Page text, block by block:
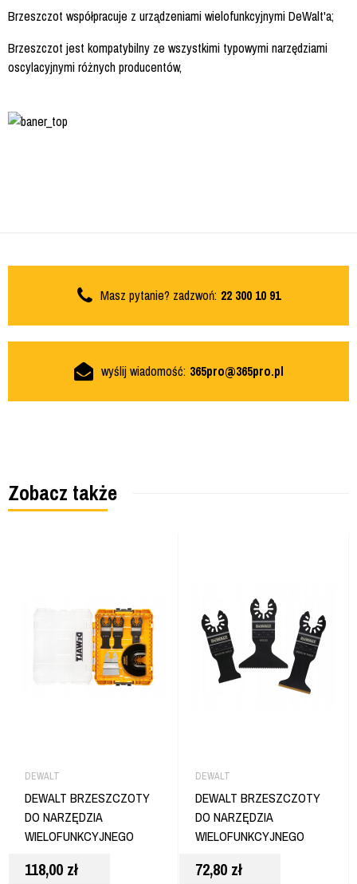
Brzeszczot współpracuje z urządzeniami wielofunkcyjnymi DeWalt'a;
Brzeszczot jest kompatybilny ze wszystkimi typowymi narzędziami
oscylacyjnymi różnych producentów,
Masz pytanie? zadzwoń: 22 300 10 91
wyślij wiadomość: 365pro@365pro.pl
Zobacz także
DEWALT
DEWALT BRZESZCZOTY
DO NARZĘDZIA
WIELOFUNKCYJNEGO
DT20761
118,00 zł
DEWALT
DEWALT BRZESZCZOTY
DO NARZĘDZIA
WIELOFUNKCYJNEGO
DT20760
72,80 zł